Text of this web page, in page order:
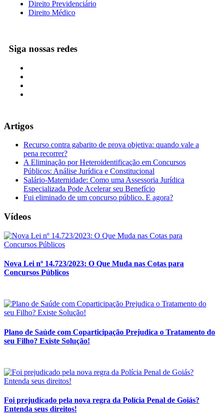
Direito Previdenciário
Direito Médico
Siga nossas redes
Artigos
Recurso contra gabarito de prova objetiva: quando vale a
pena recorrer?
A Eliminação por Heteroidentificação em Concursos
Públicos: Análise Jurídica e Constitucional
Salário-Maternidade: Como uma Assessoria Jurídica
Especializada Pode Acelerar seu Benefício
Fui eliminado de um concurso público. E agora?
Vídeos
Nova Lei nº 14.723/2023: O Que Muda nas Cotas para
Concursos Públicos
Plano de Saúde com Coparticipação Prejudica o Tratamento do
seu Filho? Existe Solução!
Foi prejudicado pela nova regra da Polícia Penal de Goiás?
Entenda seus direitos!